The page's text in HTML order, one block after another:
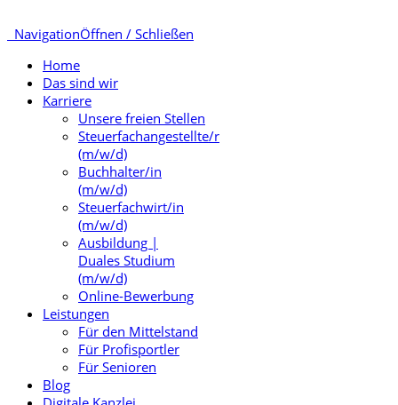
NavigationÖffnen / Schließen
Home
Das sind wir
Karriere
Unsere freien Stellen
Steuerfachangestellte/r
(m/w/d)
Buchhalter/in
(m/w/d)
Steuerfachwirt/in
(m/w/d)
Ausbildung |
Duales Studium
(m/w/d)
Online-Bewerbung
Leistungen
Für den Mittelstand
Für Profisportler
Für Senioren
Blog